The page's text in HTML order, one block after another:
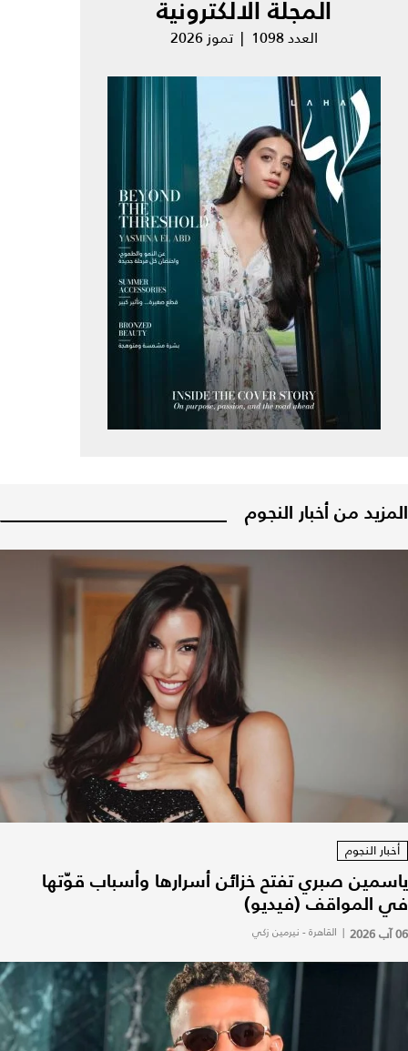
المجلة الالكترونية
العدد 1098 | تموز 2026
المزيد من أخبار النجوم
أخبار النجوم
ياسمين صبري تفتح خزائن أسرارها وأسباب قوّتها
في المواقف (فيديو)
06 آب 2026 | القاهرة - نيرمين زكي